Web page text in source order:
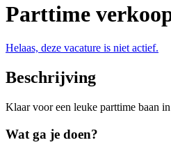
Parttime
Helaas, deze vacature is niet actief.
Beschrijving
Klaar voor een leuke parttime baan
Wat ga je doen?